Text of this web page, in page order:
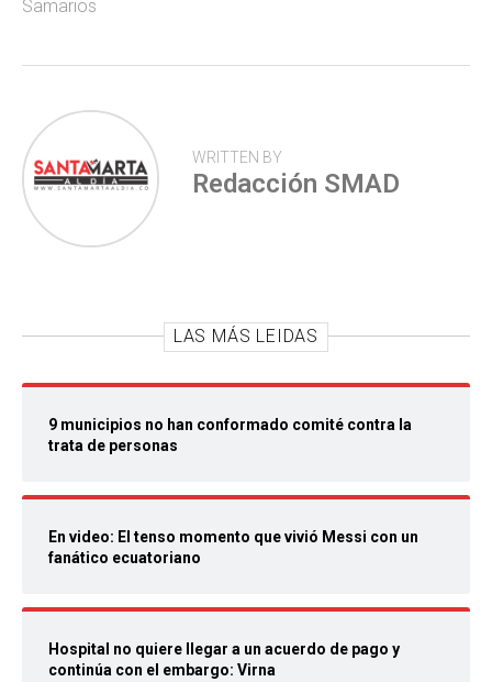
Samarios
WRITTEN BY
Redacción SMAD
LAS MÁS LEIDAS
9 municipios no han conformado comité contra la
trata de personas
En video: El tenso momento que vivió Messi con un
fanático ecuatoriano
Hospital no quiere llegar a un acuerdo de pago y
continúa con el embargo: Virna